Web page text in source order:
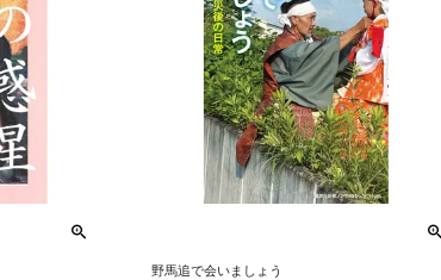
野馬追で会いましょう